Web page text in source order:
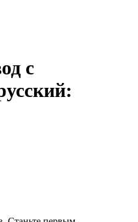
с